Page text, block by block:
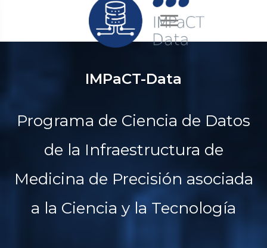
IMPaCT-Data
Programa de Ciencia de Datos
de la Infraestructura de
Medicina de Precisión asociada
a la Ciencia y la Tecnología